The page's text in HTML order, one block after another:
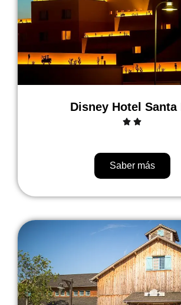
Disney Hotel Santa
Saber más